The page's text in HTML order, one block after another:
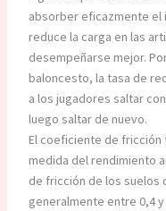
absorber eficazmente el
reduce la carga en las
desempeñarse mejor.
baloncesto, la tasa de
a los jugadores saltar
luego saltar de nuevo.
El coeficiente de fricción
medida del rendimiento
de fricción de los
generalmente entre 0,4